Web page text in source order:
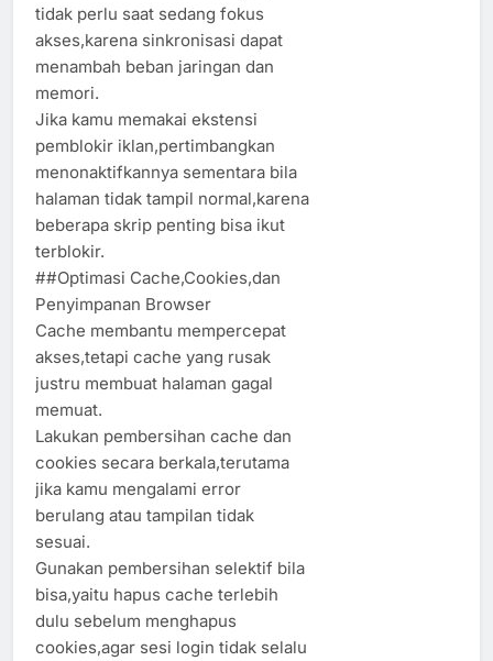
tidak perlu saat sedang fokus
akses,karena sinkronisasi dapat
menambah beban jaringan dan
memori.
Jika kamu memakai ekstensi
pemblokir iklan,pertimbangkan
menonaktifkannya sementara bila
halaman tidak tampil normal,karena
beberapa skrip penting bisa ikut
terblokir.
##Optimasi Cache,Cookies,dan
Penyimpanan Browser
Cache membantu mempercepat
akses,tetapi cache yang rusak
justru membuat halaman gagal
memuat.
Lakukan pembersihan cache dan
cookies secara berkala,terutama
jika kamu mengalami error
berulang atau tampilan tidak
sesuai.
Gunakan pembersihan selektif bila
bisa,yaitu hapus cache terlebih
dulu sebelum menghapus
cookies,agar sesi login tidak selalu